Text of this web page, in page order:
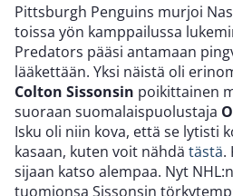
Pittsburgh Penguins murjoi
toissa yön kamppailussa
Predators pääsi antamaan
lääkettään. Yksi näistä oli
Colton Sissonsin poikittainen
suoraan suomalaispuolustaja
Isku oli niin kova, että se lytisti
kasaan, kuten voit nähdä tästä.
sijaan katso alempaa. Nyt
tuomionsa Sissonsin